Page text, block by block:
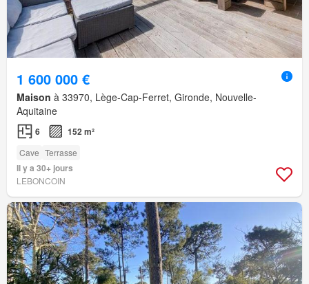
1 600 000 €
Maison à 33970, Lège-Cap-Ferret, Gironde, Nouvelle-
Aquitaine
6 152 m²
Cave Terrasse
Il y a 30+ jours
LEBONCOIN